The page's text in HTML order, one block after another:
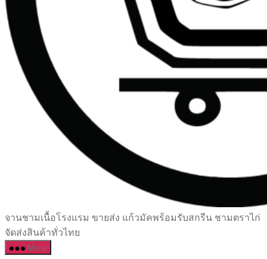
เซรามิค
ครบ
ครัน
จานชามเนื้อโรงแรม ขายส่ง แก้วมัคพร้อมรับสกรีน ชามตราไก่
จัดส่งสินค้าทั่วไทย
Menu